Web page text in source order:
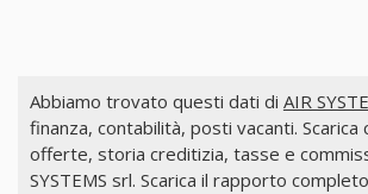
Abbiamo trovato questi dati di AIR
finanza, contabilità, posti vacanti. Scarica
offerte, storia creditizia, tasse e
SYSTEMS srl. Scarica il rapporto